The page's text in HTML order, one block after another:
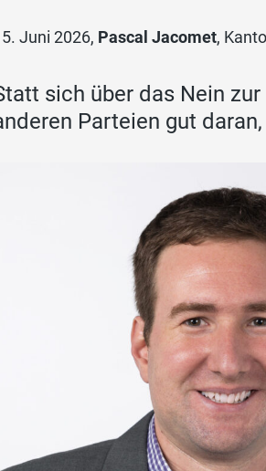
Juni 2026, Pascal Jacomet,
sich über das Nein
Parteien gut